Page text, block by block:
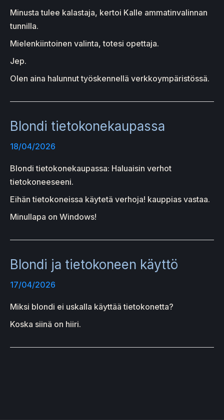
Minusta tulee kalastaja, kertoi Kalle ammatinvalinnan
tunnilla.
Mielenkiintoinen valinta, totesi opettaja.
Jep.
Olen aina halunnut työskennellä verkkoympäristössä.
Blondi tietokonekaupassa
18/04/2026
Blondi tietokonekaupassa: Haluaisin verhot
tietokoneeseeni.
Eihän tietokoneissa käytetä verhoja! kauppias vastaa.
Minullapa on Windows!
Blondi ja tietokoneen käyttö
17/04/2026
Miksi blondi ei uskalla käyttää tietokonetta?
Koska siinä on hiiri.